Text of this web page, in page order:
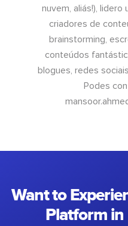
nuvem, aliás!), lidero
criadores de
brainstorming,
conteúdos
blogues, redes
Podes
Want to
Platform in